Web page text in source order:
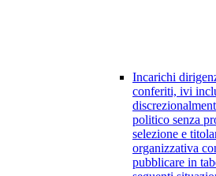
Incarichi
conferiti, ivi
politico senza
selezione e
organizzativa
pubblicare in